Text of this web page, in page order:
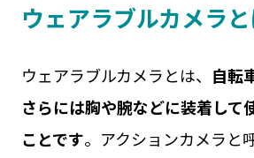
ウェアラブルカメラ
ウェアラブルカメラとは、 自転
さらには胸や腕などに装着して
ことです。アクションカメラと